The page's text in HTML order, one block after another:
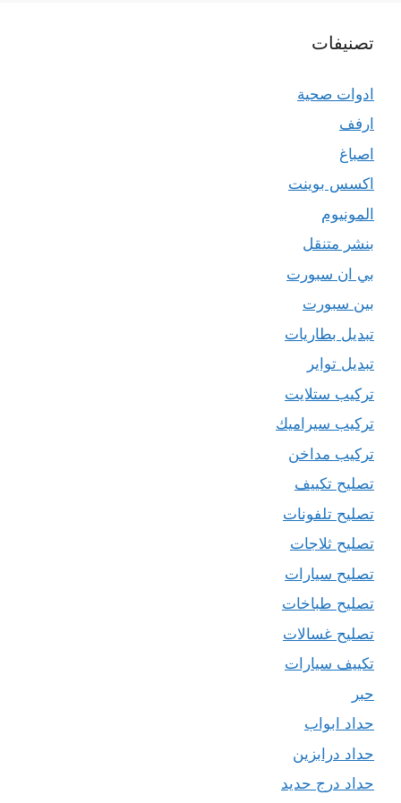
تصنيفات
ادوات صحية
ارفف
اصباغ
اكسس بوينت
المونيوم
بنشر متنقل
بي ان سبورت
بين سبورت
تبديل بطاريات
تبديل تواير
تركيب ستلايت
تركيب سيراميك
تركيب مداخن
تصليح تكييف
تصليح تلفونات
تصليح ثلاجات
تصليح سيارات
تصليح طباخات
تصليح غسالات
تكييف سيارات
حبر
حداد ابواب
حداد درابزين
حداد درج حديد